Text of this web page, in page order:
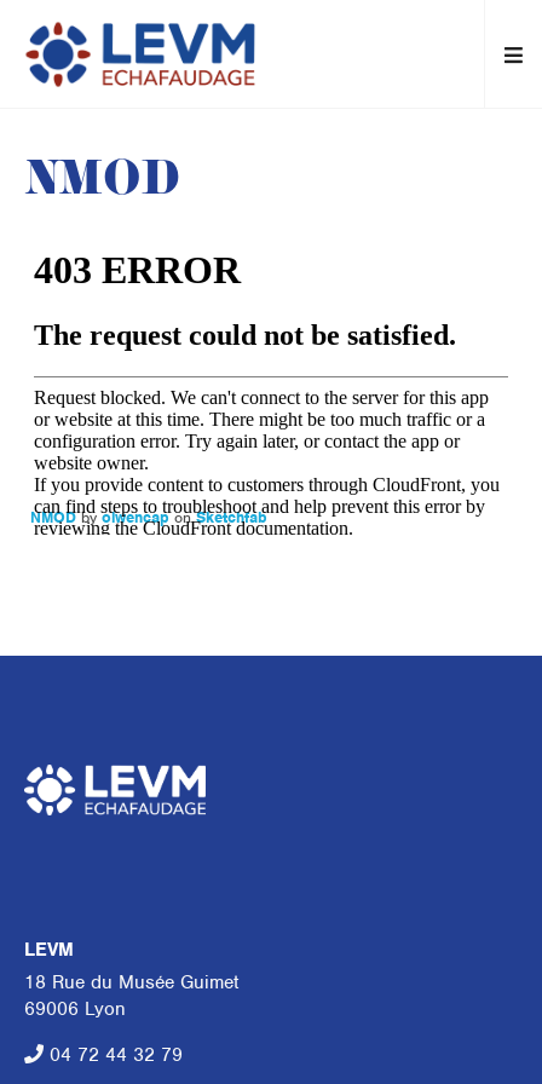
NMOD
NMODbyolwencaponSketchfab
LEVM
18 Rue du Musée Guimet
69006 Lyon
04 72 44 32 79